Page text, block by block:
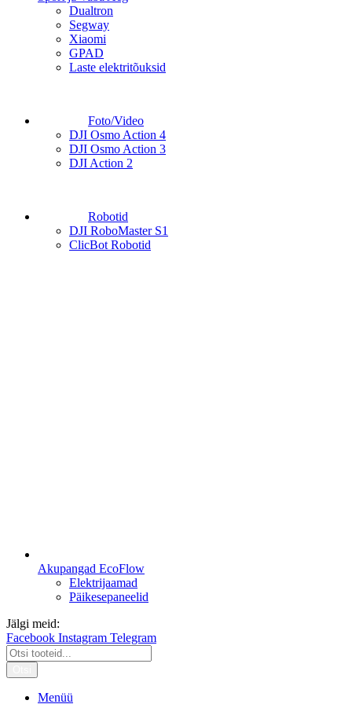
Dualtron
Segway
Xiaomi
GPAD
Laste elektritõuksid
Foto/Video
DJI Osmo Action 4
DJI Osmo Action 3
DJI Action 2
Robotid
DJI RoboMaster S1
ClicBot Robotid
Akupangad EcoFlow
Elektrijaamad
Päikesepaneelid
Jälgi meid:
Facebook Instagram Telegram
Menüü